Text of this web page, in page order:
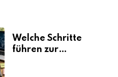
Welche Schritte
führen zur